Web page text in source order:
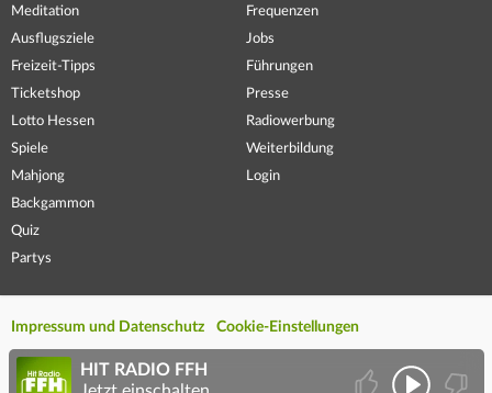
Meditation
Ausflugsziele
Freizeit-Tipps
Ticketshop
Lotto Hessen
Spiele
Mahjong
Backgammon
Quiz
Partys
Frequenzen
Jobs
Führungen
Presse
Radiowerbung
Weiterbildung
Login
Impressum und Datenschutz Cookie-Einstellungen
HIT RADIO FFH